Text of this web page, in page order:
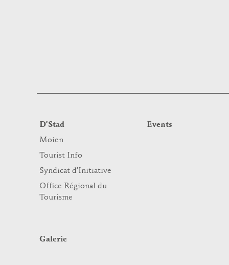
D’Stad
Moien
Tourist Info
Syndicat d’Initiative
Office Régional du
Tourisme
Events
Galerie